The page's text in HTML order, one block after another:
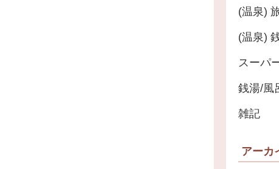
(温泉)
(温泉)
スーパ
銭湯/風
雑記
アーカ